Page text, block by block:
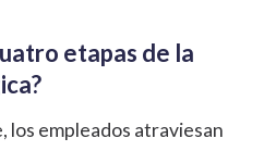
etapas de la
, los empleados atraviesan